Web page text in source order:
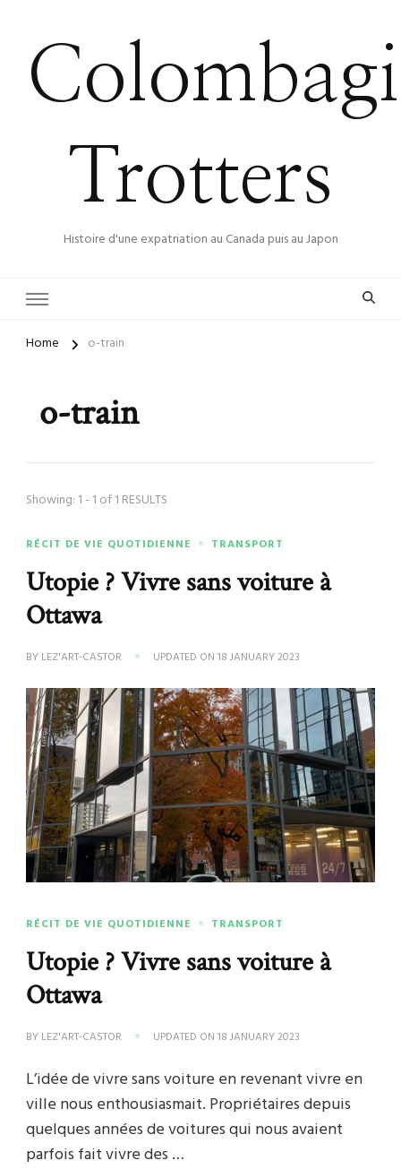
Trotters
Histoire d'une expatriation au Canada puis au Japon
Home o-train
o-train
Showing: 1 - 1 of 1 RESULTS
RÉCIT DE VIE QUOTIDIENNE TRANSPORT
Utopie ? Vivre sans voiture à
Ottawa
BY LEZ'ART-CASTOR UPDATED ON 18 JANUARY 2023
RÉCIT DE VIE QUOTIDIENNE TRANSPORT
Utopie ? Vivre sans voiture à
Ottawa
BY LEZ'ART-CASTOR UPDATED ON 18 JANUARY 2023
L’idée de vivre sans voiture en revenant vivre en
ville nous enthousiasmait. Propriétaires depuis
quelques années de voitures qui nous avaient
parfois fait vivre des …